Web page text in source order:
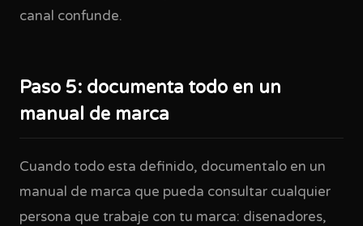
canal confunde.
Paso 5: documenta todo en un
manual de marca
Cuando todo esta definido, documentalo en un
manual de marca que pueda consultar cualquier
persona que trabaje con tu marca: disenadores,